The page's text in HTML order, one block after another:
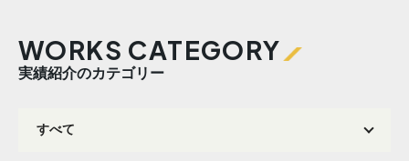
WORKS CATEGORY
実績紹介のカテゴリー